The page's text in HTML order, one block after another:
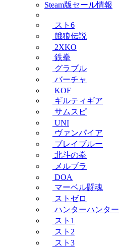
Steam版セール情報
スト6
餓狼伝説
2XKO
鉄拳
グラブル
バーチャ
KOF
ギルティギア
サムスピ
UNI
ヴァンパイア
ブレイブルー
北斗の拳
メルブラ
DOA
マーベル闘魂
ストゼロ
ハンターハンター
スト1
スト2
スト3